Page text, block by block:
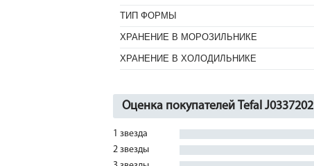
ТИП ФОРМЫ
ХРАНЕНИЕ В МОРОЗИЛЬНИКЕ
ХРАНЕНИЕ В ХОЛОДИЛЬНИКЕ
Оценка покупателей Tefal J0337202
1 звезда
2 звезды